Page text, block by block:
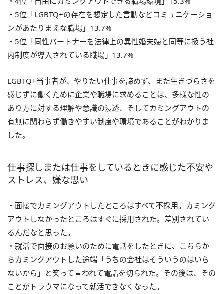
・5位「LGBTQ+の存在を想定した言動などコミュニケーショ
ンがあたりまえな職場」13.7%
・5位「同性パートナーを法律上の異性婚夫婦と同等に扱う社
内制度が導入されている職場」13.7%
LGBTQ+当事者が、やりたい仕事を諦めず、また生きづらさを
感じずに働くために企業や職場に求めることは、多様な性の
あり方に対する理解や意識の浸透、そしてカミングアウトの
有無に関わらず働きやすい制度や環境であることがわかりま
した。
仕事探しまたは仕事をしているときに感じた不安や
ストレス、嫌な思い
・面接でカミングアウトしたところはすべて不採用。カミング
アウトしなかったところはすぐに採用された。差別されてい
るんだなと思った。
・就活で面接のお願いのために電話をしたときに、こちらか
らカミングアウトした途端「うちの会社はそういうのはいら
ないから」と笑って言われて電話を切られた。その後は、その
ことがトラウマになって就活できなくなった。